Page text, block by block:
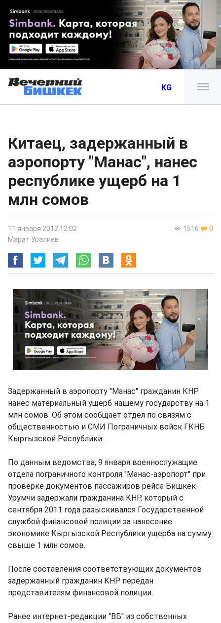
KG
Китаец, задержанный в
аэропорту "Манас", нанес
республике ущерб на 1
млн сомов
1516 0
11 января 2012 12:02
Марат Уралиев
Задержанный в аэропорту "Манас" гражданин КНР
нанес материальный ущерб нашему государству на 1
млн сомов. Об этом сообщает отдел по связям с
общественностью и СМИ Пограничных войск ГКНБ
Кыргызской Республики.
По данным ведомства, 9 января военнослужащие
отдела пограничного контроля "Манас-аэропорт" при
проверке документов пассажиров рейса Бишкек-
Урумчи задержали гражданина КНР, который с
сентября 2011 года разыскивался Государственной
службой финансовой полиции за нанесение
экономике Кыргызской Республики ущерба на сумму
свыше 1 млн сомов.
После составления соответствующих документов
задержанный гражданин КНР передан
представителям финансовой полиции.
Ранее интернет-редакции "ВБ" из собственных